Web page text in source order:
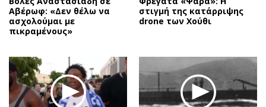
Αβέρωφ: «Δεν θέλω να
ασχολούμαι με
πικραμένους»
στιγμή της κατάρριψης
drone των Χούθι